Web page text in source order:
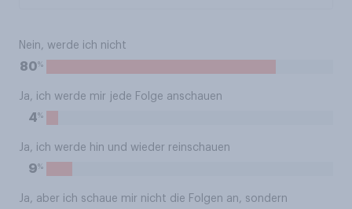
Nein, werde ich nicht
80%
Ja, ich werde mir jede Folge anschauen
4%
Ja, ich werde hin und wieder reinschauen
9%
Ja, aber ich schaue mir nicht die Folgen an, sondern